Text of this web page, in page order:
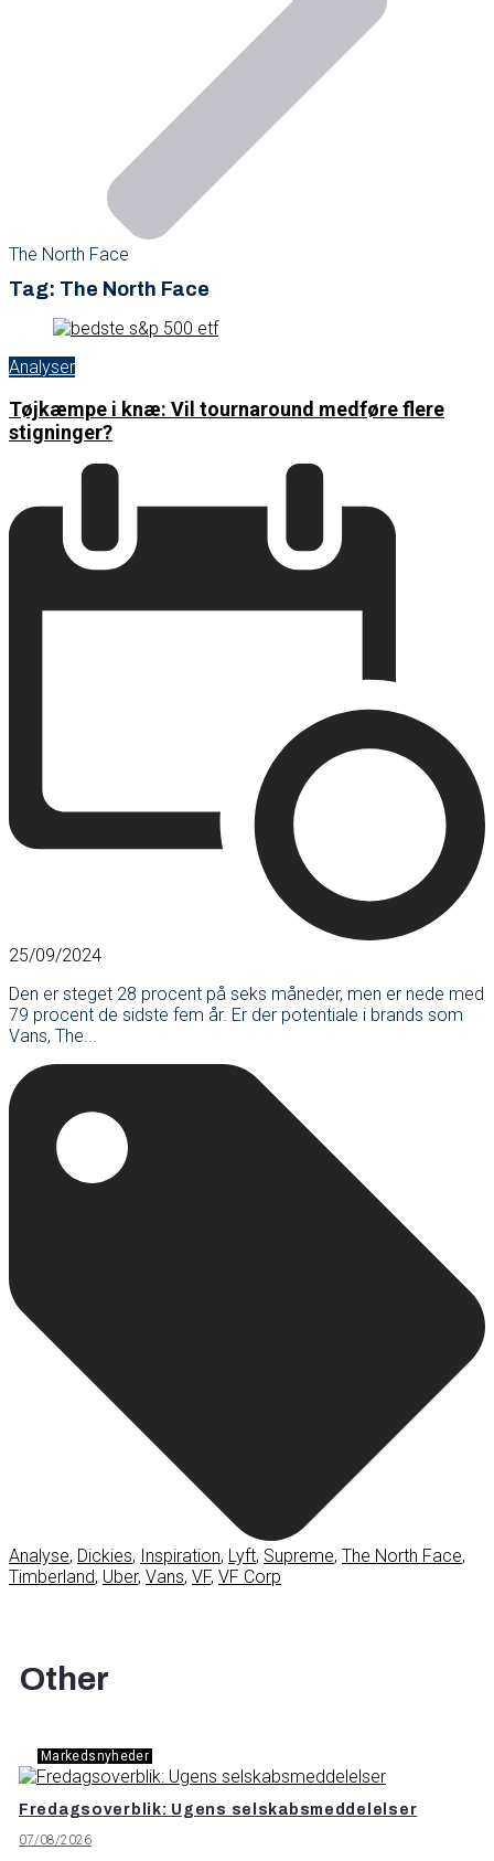
The North Face
Tag: The North Face
Analyser
Tøjkæmpe i knæ: Vil tournaround medføre flere
stigninger?
25/09/2024
Den er steget 28 procent på seks måneder, men er nede med
79 procent de sidste fem år. Er der potentiale i brands som
Vans, The...
Analyse, Dickies, Inspiration, Lyft, Supreme, The North Face,
Timberland, Uber, Vans, VF, VF Corp
Other
Markedsnyheder
Fredagsoverblik: Ugens selskabsmeddelelser
07/08/2026